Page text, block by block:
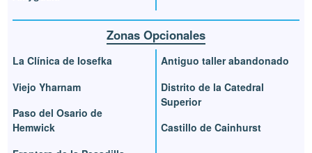
Zonas Opcionales
La Clínica de Iosefka
Viejo Yharnam
Paso del Osario de
Hemwick
Antiguo taller abandonado
Distrito de la Catedral
Superior
Castillo de Cainhurst